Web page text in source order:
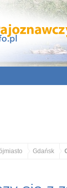
Gdańsk